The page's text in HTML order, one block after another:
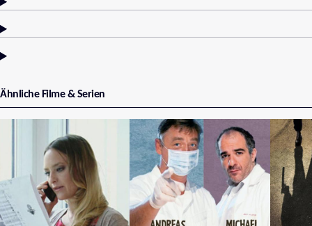
Ähnliche Filme & Serien